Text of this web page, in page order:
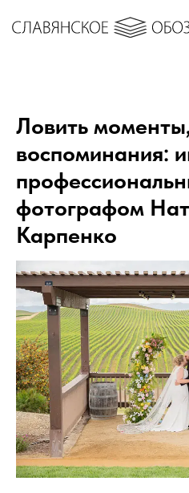
Ловить
воспоминания:
фотографом
Карпенко